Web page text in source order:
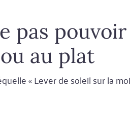
pas pouvoir
au plat
« Lever de soleil sur la